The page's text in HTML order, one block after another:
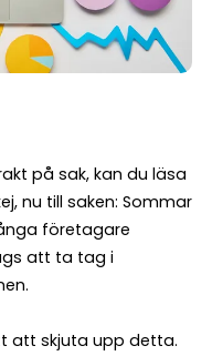
på sak, kan du läsa
nu till saken: Sommar
företagare
att ta tag i
att skjuta upp detta.